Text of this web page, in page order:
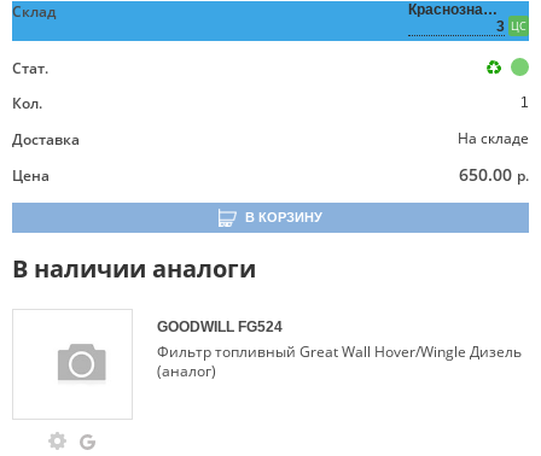
Склад
Краснознаменная,
3 ЦС
Стат.
Кол.
1
Доставка
На складе
Цена
650.00 р.
В КОРЗИНУ
В наличии аналоги
GOODWILL FG524
Фильтр топливный Great Wall Hover/Wingle Дизель
(аналог)